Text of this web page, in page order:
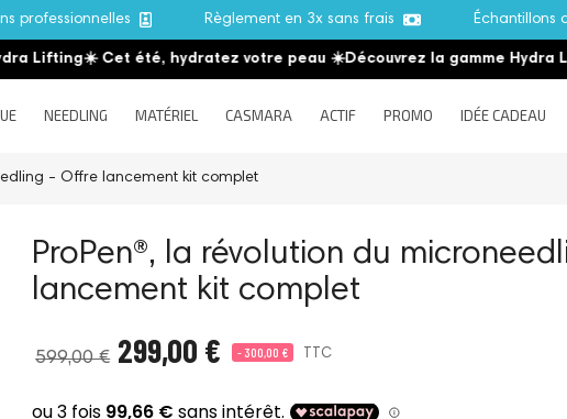
professionnelles Règlement en 3x sans frais Échantillons
☀️ Cet été, hydratez votre peau ☀️Découvrez la gamme Hydra
NEEDLING MATÉRIEL CASMARA ACTIF PROMO IDÉE CADEAU
- Offre lancement kit complet
ProPen®, la révolution du
lancement kit complet
599,00 € 299,00 € - 300,00 € TTC